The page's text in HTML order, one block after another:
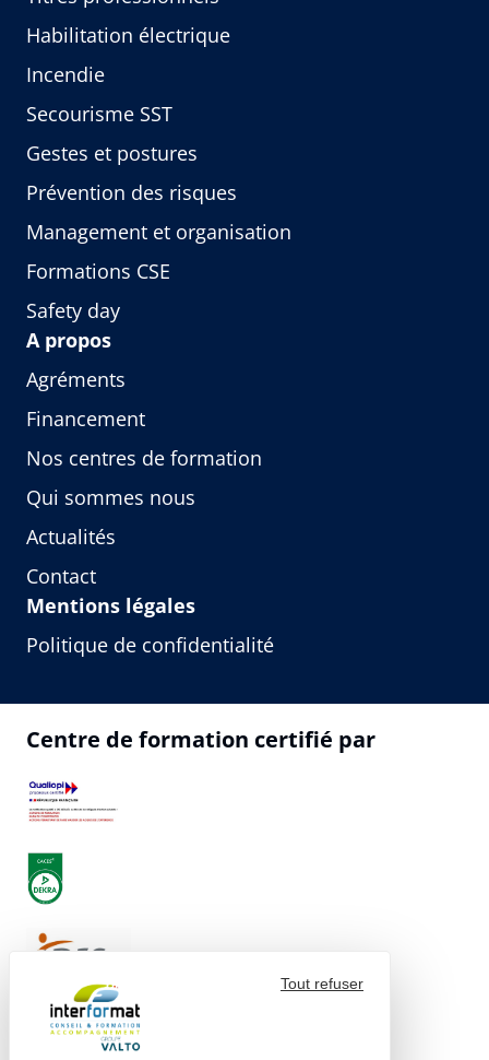
Habilitation électrique
Incendie
Secourisme SST
Gestes et postures
Prévention des risques
Management et organisation
Formations CSE
Safety day
A propos
Agréments
Financement
Nos centres de formation
Qui sommes nous
Actualités
Contact
Mentions légales
Politique de confidentialité
Centre de formation certifié par
Tout refuser